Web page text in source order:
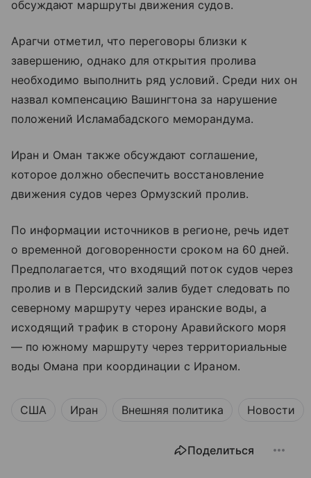
обсуждают маршруты движения судов.
Арагчи отметил, что переговоры близки к
завершению, однако для открытия пролива
необходимо выполнить ряд условий. Среди них он
назвал компенсацию Вашингтона за нарушение
положений Исламабадского меморандума.
Иран и Оман также обсуждают соглашение,
которое должно обеспечить восстановление
движения судов через Ормузский пролив.
По информации источников в регионе, речь идет
о временной договоренности сроком на 60 дней.
Предполагается, что входящий поток судов через
пролив и в Персидский залив будет следовать по
северному маршруту через иранские воды, а
исходящий трафик в сторону Аравийского моря
— по южному маршруту через территориальные
воды Омана при координации с Ираном.
США Иран Внешняя политика Новости
Поделиться